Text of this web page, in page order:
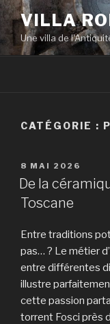
Aller
contenu
principal
VILLA
Une villa de
CATÉGORIE :
PUBLIÉ
LE
8 MAI 2026
De la
Toscane
Entre traditions
pas… ? Le métier
entre différentes
illustre
cette passion
torrent Fosci près